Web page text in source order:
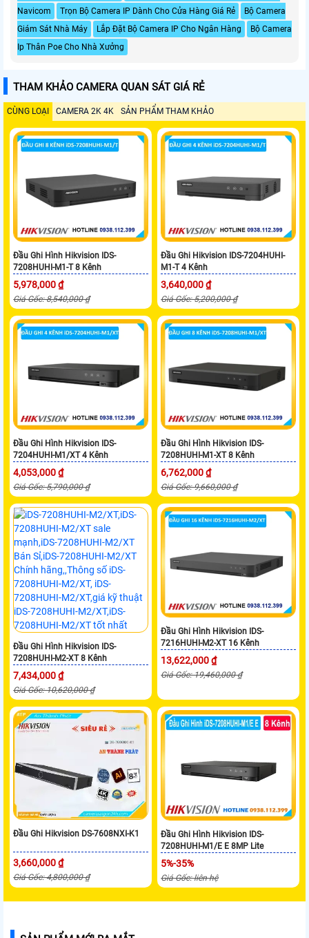
Navicom
Trọn Bộ Camera IP Dành Cho Cửa Hàng Giá Rẻ
Bộ Camera
Giám Sát Nhà Máy
Lắp Đặt Bộ Camera IP Cho Ngân Hàng
Bộ Camera
Ip Thân Poe Cho Nhà Xưởng
THAM KHẢO CAMERA QUAN SÁT GIÁ RẺ
CÙNG LOẠI CAMERA 2K 4K SẢN PHẨM THAM KHẢO
Đầu Ghi Hình Hikvision IDS-
7208HUHI-M1-T 8 Kênh
5,978,000 ₫
Giá Gốc: 8,540,000 ₫
Đầu Ghi Hikvision IDS-7204HUHI-
M1-T 4 Kênh
3,640,000 ₫
Giá Gốc: 5,200,000 ₫
Đầu Ghi Hình Hikvision IDS-
7204HUHI-M1/XT 4 Kênh
4,053,000 ₫
Giá Gốc: 5,790,000 ₫
Đầu Ghi Hình Hikvision IDS-
7208HUHI-M1-XT 8 Kênh
6,762,000 ₫
Giá Gốc: 9,660,000 ₫
Đầu Ghi Hình Hikvision IDS-
7208HUHI-M2-XT 8 Kênh
7,434,000 ₫
Giá Gốc: 10,620,000 ₫
Đầu Ghi Hình Hikvision IDS-
7216HUHI-M2-XT 16 Kênh
13,622,000 ₫
Giá Gốc: 19,460,000 ₫
Đầu Ghi Hikvision DS-7608NXI-K1
3,660,000 ₫
Giá Gốc: 4,800,000 ₫
Đầu Ghi Hình Hikvision IDS-
7208HUHI-M1/E E 8MP Lite
5%-35%
Giá Gốc: liên hệ